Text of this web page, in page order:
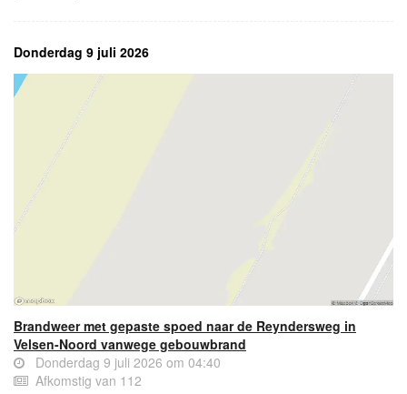
Donderdag 9 juli 2026
Brandweer met gepaste spoed naar de Reyndersweg in
Velsen-Noord vanwege gebouwbrand
Donderdag 9 juli 2026 om 04:40
Afkomstig van 112